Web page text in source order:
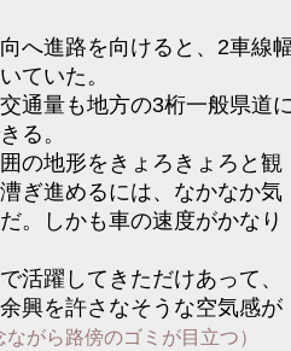
へ進路を向けると、2車線
ていた。
通量も地方の3桁一般県道
る。
の地形をきょろきょろと観
ぎ進めるには、なかなか気
。しかも車の速度がかなり
活躍してきただけあって、
興を許さなそうな空気感が
ながら路傍のゴミが目立つ）